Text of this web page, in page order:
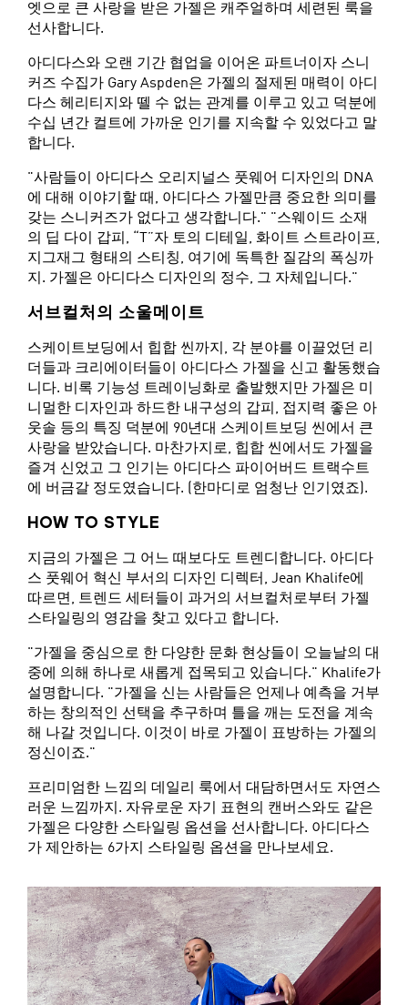
엣으로 큰 사랑을 받은 가젤은 캐주얼하며 세련된 룩을
선사합니다.
아디다스와 오랜 기간 협업을 이어온 파트너이자 스니
커즈 수집가 Gary Aspden은 가젤의 절제된 매력이 아디
다스 헤리티지와 뗄 수 없는 관계를 이루고 있고 덕분에
수십 년간 컬트에 가까운 인기를 지속할 수 있었다고 말
합니다.
"사람들이 아디다스 오리지널스 풋웨어 디자인의 DNA
에 대해 이야기할 때, 아디다스 가젤만큼 중요한 의미를
갖는 스니커즈가 없다고 생각합니다." "스웨이드 소재
의 딥 다이 갑피, “T”자 토의 디테일, 화이트 스트라이프,
지그재그 형태의 스티칭, 여기에 독특한 질감의 폭싱까
지. 가젤은 아디다스 디자인의 정수, 그 자체입니다."
서브컬처의 소울메이트
스케이트보딩에서 힙합 씬까지, 각 분야를 이끌었던 리
더들과 크리에이터들이 아디다스 가젤을 신고 활동했습
니다. 비록 기능성 트레이닝화로 출발했지만 가젤은 미
니멀한 디자인과 하드한 내구성의 갑피, 접지력 좋은 아
웃솔 등의 특징 덕분에 90년대 스케이트보딩 씬에서 큰
사랑을 받았습니다. 마찬가지로, 힙합 씬에서도 가젤을
즐겨 신었고 그 인기는 아디다스 파이어버드 트랙수트
에 버금갈 정도였습니다. (한마디로 엄청난 인기였죠).
HOW TO STYLE
지금의 가젤은 그 어느 때보다도 트렌디합니다. 아디다
스 풋웨어 혁신 부서의 디자인 디렉터, Jean Khalife에
따르면, 트렌드 세터들이 과거의 서브컬처로부터 가젤
스타일링의 영감을 찾고 있다고 합니다.
"가젤을 중심으로 한 다양한 문화 현상들이 오늘날의 대
중에 의해 하나로 새롭게 접목되고 있습니다." Khalife가
설명합니다. "가젤을 신는 사람들은 언제나 예측을 거부
하는 창의적인 선택을 추구하며 틀을 깨는 도전을 계속
해 나갈 것입니다. 이것이 바로 가젤이 표방하는 가젤의
정신이죠."
프리미엄한 느낌의 데일리 룩에서 대담하면서도 자연스
러운 느낌까지. 자유로운 자기 표현의 캔버스와도 같은
가젤은 다양한 스타일링 옵션을 선사합니다. 아디다스
가 제안하는 6가지 스타일링 옵션을 만나보세요.